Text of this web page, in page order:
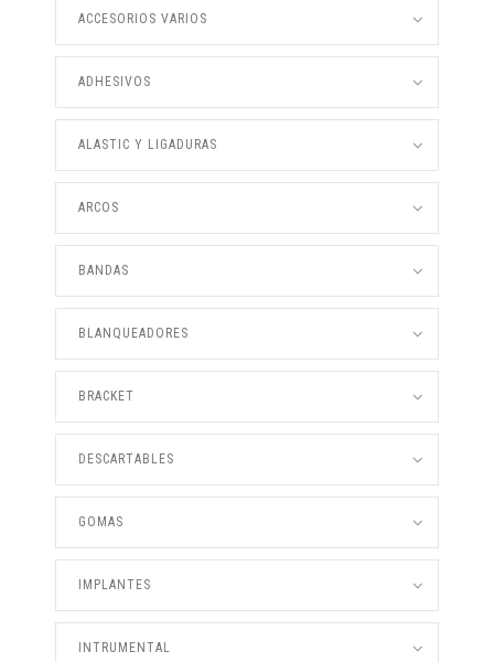
ACCESORIOS VARIOS
ADHESIVOS
ALASTIC Y LIGADURAS
ARCOS
BANDAS
BLANQUEADORES
BRACKET
DESCARTABLES
GOMAS
IMPLANTES
INTRUMENTAL